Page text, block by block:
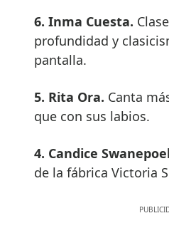
6. Inma Cuesta.
profundidad y
pantalla.
5. Rita Ora. Canta
que con sus labios.
4. Candice Swanepoel
de la fábrica Victoria